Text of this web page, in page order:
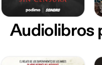
Audiolibros